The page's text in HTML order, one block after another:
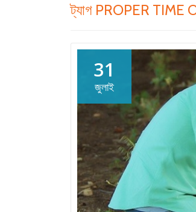
ট্যাগ PROPER TIME
31
জুলাই